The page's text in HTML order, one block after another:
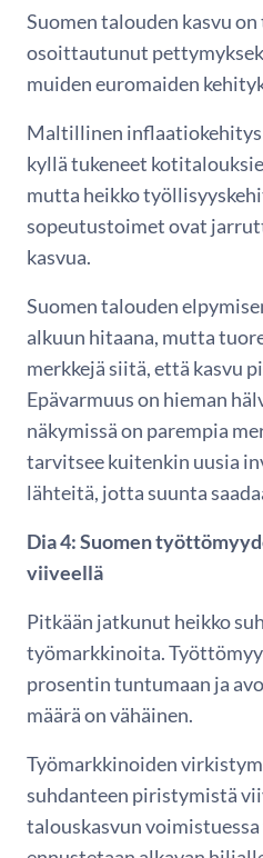
Suomen talouden kasvu
osoittautunut
muiden euromaiden
Maltillinen inflaatiokehitys
kyllä tukeneet
mutta heikko
sopeutustoimet ovat
kasvua.
Suomen talouden
alkuun hitaana, mutta
merkkejä siitä, että kasvu
Epävarmuus on hieman
näkymissä on parempia
tarvitsee kuitenkin uusia
lähteitä, jotta suunta
Dia 4: Suomen
viiveellä
Pitkään jatkunut heikko
työmarkkinoita.
prosentin tuntumaan ja
määrä on vähäinen.
Työmarkkinoiden
suhdanteen piristymistä
talouskasvun